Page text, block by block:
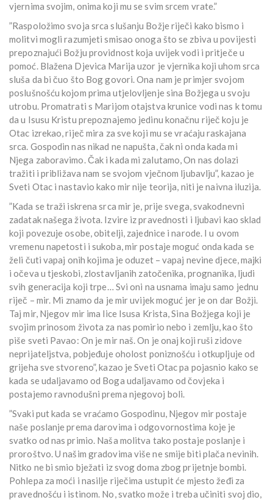
vjernima svojim, onima koji mu se svim srcem vrate.”
”Raspoložimo svoja srca slušanju Božje riječi kako bismo i
molitvi mogli razumjeti smisao onoga što se zbiva u povijesti
prepoznajući Božju providnost koja uvijek vodi i pritječe u
pomoć. Blažena Djevica Marija uzor je vjernika koji uhom srca
sluša da bi čuo što Bog govori. Ona nam je primjer svojom
poslušnošću kojom prima utjelovljenje sina Božjega u svoju
utrobu. Promatrati s Marijom otajstva krunice vodi nas k tomu
da u Isusu Kristu prepoznajemo jedinu konačnu riječ koju je
Otac izrekao, riječ mira za sve koji mu se vraćaju raskajana
srca. Gospodin nas nikad ne napušta, čak ni onda kada mi
Njega zaboravimo. Čak i kada mi zalutamo, On nas dolazi
tražiti i približava nam se svojom vječnom ljubavlju”, kazao je
Sveti Otac i nastavio kako mir nije teorija, niti je naivna iluzija.
”Kada se traži iskrena srca mir je, prije svega, svakodnevni
zadatak našega života. Izvire iz pravednosti i ljubavi kao sklad
koji povezuje osobe, obitelji, zajednice i narode. I u ovom
vremenu napetosti i sukoba, mir postaje moguć onda kada se
želi čuti vapaj onih kojima je oduzet – vapaj nevine djece, majki
i očeva u tjeskobi, zlostavljanih zatočenika, prognanika, ljudi
svih generacija koji trpe… Svi oni na usnama imaju samo jednu
riječ – mir. Mi znamo da je mir uvijek moguć jer je on dar Božji.
Taj mir, Njegov mir ima lice Isusa Krista, Sina Božjega koji je
svojim prinosom života za nas pomirio nebo i zemlju, kao što
piše sveti Pavao: On je mir naš. On je onaj koji ruši zidove
neprijateljstva, pobjeđuje oholost poniznošću i otkupljuje od
grijeha sve stvoreno”, kazao je Sveti Otac pa pojasnio kako se
kada se udaljavamo od Boga udaljavamo od čovjeka i
postajemo ravnodušni prema njegovoj boli.
”Svaki put kada se vraćamo Gospodinu, Njegov mir postaje
naše poslanje prema darovima i odgovornostima koje je
svatko od nas primio. Naša molitva tako postaje poslanje i
proroštvo. U našim gradovima više ne smije biti plača nevinih.
Nitko ne bi smio bježati iz svog doma zbog prijetnje bombi.
Pohlepa za moći i nasilje riječima ustupit će mjesto žeđi za
pravednošću i istinom. No, svatko može i treba učiniti svoj dio,